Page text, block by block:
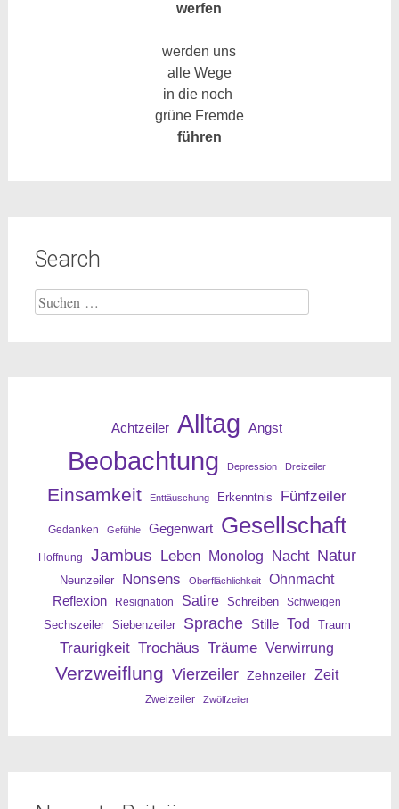
werfen
werden uns
alle Wege
in die noch
grüne Fremde
führen
Search
Suche
nach:
Achtzeiler Alltag Angst
Beobachtung Depression Dreizeiler
Einsamkeit Enttäuschung Erkenntnis Fünfzeiler
Gedanken Gefühle Gegenwart Gesellschaft
Hoffnung Jambus Leben Monolog Nacht Natur
Neunzeiler Nonsens Oberflächlichkeit
Ohnmacht
Reflexion
Resignation Satire Schreiben Schweigen
Sechszeiler Siebenzeiler Sprache Stille Tod Traum
Traurigkeit Trochäus Träume Verwirrung
Verzweiflung Vierzeiler Zehnzeiler Zeit
Zweizeiler Zwölfzeiler